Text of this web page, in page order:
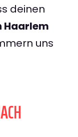
deinen
Haarlem
uns